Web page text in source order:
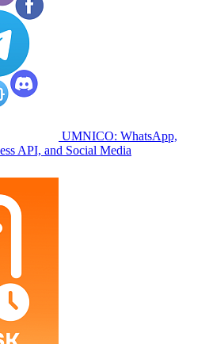
UMNICO: WhatsApp,
API, and Social Media